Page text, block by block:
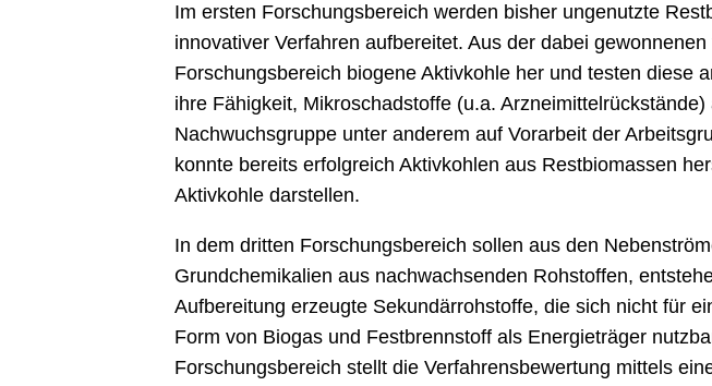
Im ersten Forschungsbereich werden bisher ungenutzte
innovativer Verfahren aufbereitet. Aus der dabei
Forschungsbereich biogene Aktivkohle her und testen diese
ihre Fähigkeit, Mikroschadstoffe (u.a.
Nachwuchsgruppe unter anderem auf Vorarbeit der
konnte bereits erfolgreich Aktivkohlen aus Restbiomassen
Aktivkohle darstellen.
In dem dritten Forschungsbereich sollen aus den
Grundchemikalien aus nachwachsenden Rohstoffen,
Aufbereitung erzeugte Sekundärrohstoffe, die sich nicht für
Form von Biogas und Festbrennstoff als Energieträger
Forschungsbereich stellt die Verfahrensbewertung mittels